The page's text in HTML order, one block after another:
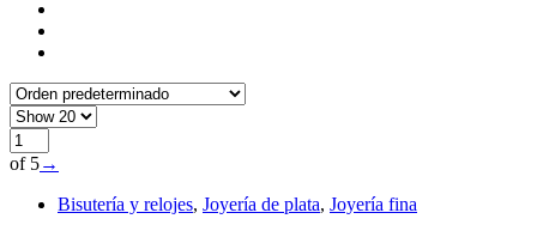
of 5→
Bisutería y relojes, Joyería de plata, Joyería fina